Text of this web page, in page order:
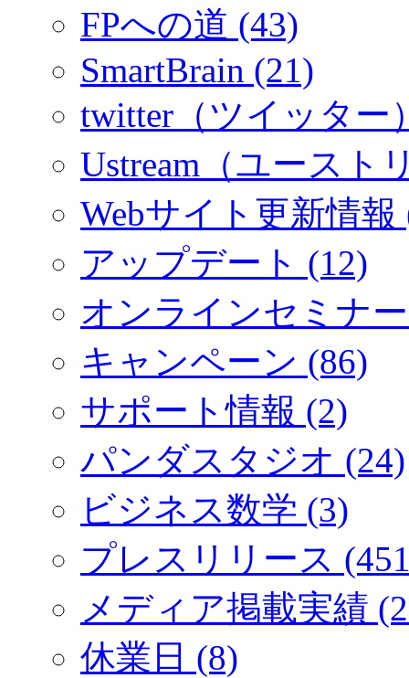
FPへの道 (43)
SmartBrain (21)
twitter（ツイッター
Ustream（ユースト
Webサイト更新情報
アップデート (12)
オンラインセミナ
キャンペーン (86)
サポート情報 (2)
パンダスタジオ (24)
ビジネス数学 (3)
プレスリリース
メディア掲載実績
休業日 (8)